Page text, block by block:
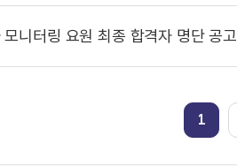
모니터링 요원 최종 합격자 명단 공고
1